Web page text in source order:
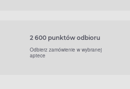
2 600 punktów odbioru
Odbierz zamówienie w wybranej
aptece